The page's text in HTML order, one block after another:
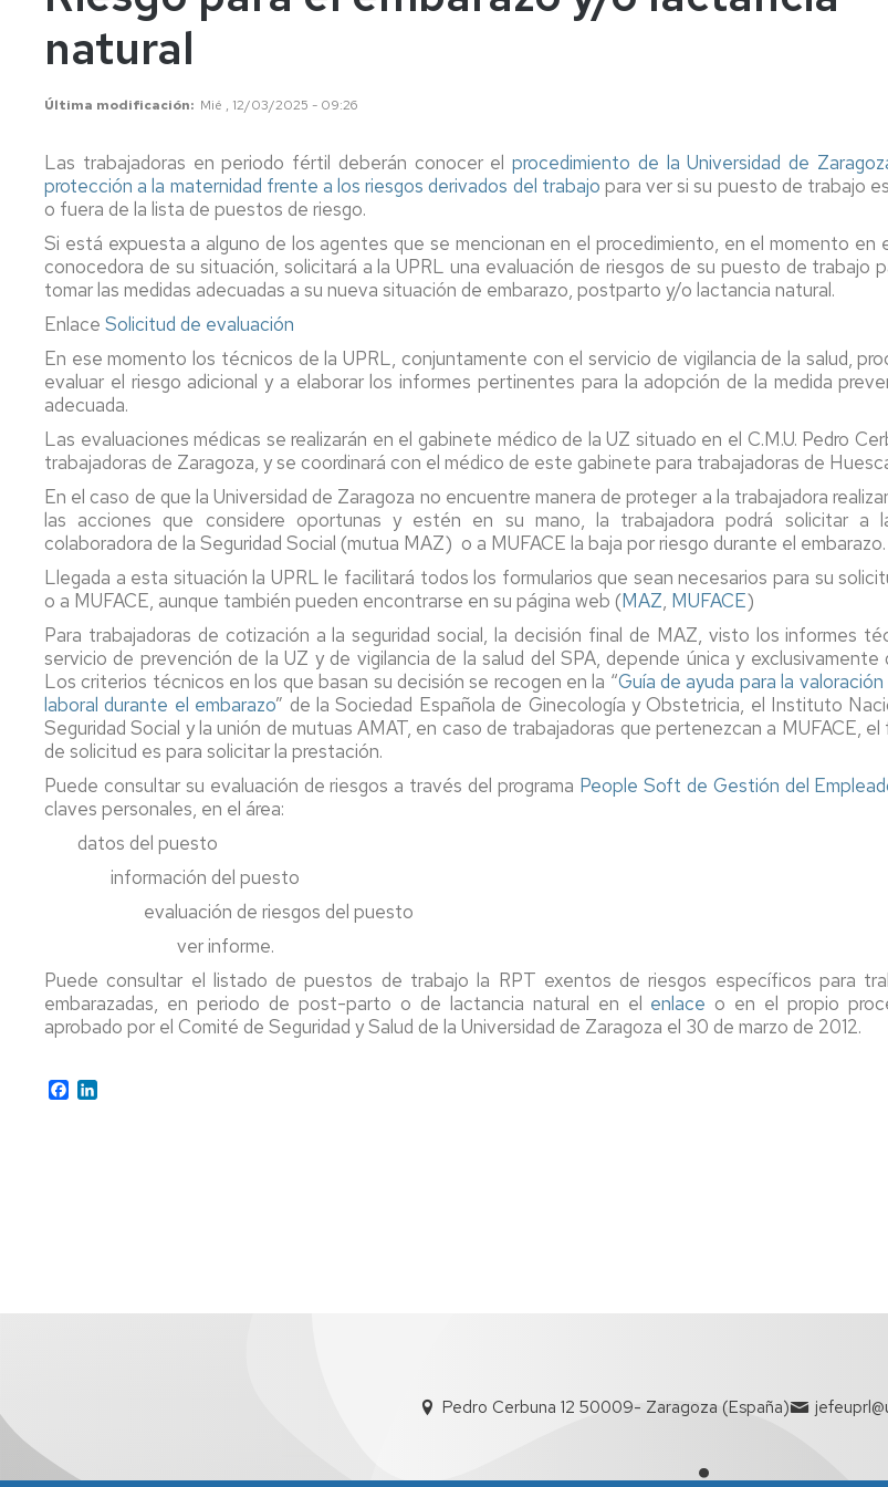
Psicosociología
FAQS
Contaminantes
químicos
biológicos
Botiquines
para
el
embarazo
natural
de
situación
de
parto
reciente
natural
/
periodo
preconcepción
Solicitud
de
cambio
puesto
temporal
por
riesgo
de
y/o
lactancia
Trabajadores
sensibles
Empresa
saludable,
promoción
de
la
salud
Campañas
de
salud
Normativa
FAQ's
natural
Última modificación Mié , 12/03/2025 - 09:26
Las trabajadoras en periodo fértil deberán conocer elprocedimiento de la Universidad de
protección a la maternidad frente a los riesgos derivados del trabajo para ver si su puesto de trabajo
o fuera de la lista de puestos de riesgo.
Si está expuesta a alguno de los agentes que se mencionan en el procedimiento, en el momento en
conocedora de su situación, solicitará a la UPRL una evaluación de riesgos de su puesto de trabajo
tomar las medidas adecuadas a su nueva situación de embarazo, postparto y/o lactancia natural.
Enlace Solicitud de evaluación
En ese momento los técnicos de la UPRL, conjuntamente con el servicio de vigilancia de la salud,
evaluar el riesgo adicional y a elaborar los informes pertinentes para la adopción de la medida
adecuada.
Las evaluaciones médicas se realizarán en el gabinete médico de la UZ situado en el C.M.U. Pedro
trabajadoras de Zaragoza, y se coordinará con el médico de este gabinete para trabajadoras de
En el caso de que la Universidad de Zaragoza no encuentre manera de proteger a la trabajadora
las acciones que considere oportunas y estén en su mano, la trabajadora podrá solicitar a
colaboradora de la Seguridad Social (mutua MAZ) o a MUFACE la baja por riesgo durante el embarazo.
Llegada a esta situación la UPRL le facilitará todos los formularios que sean necesarios para su
o a MUFACE, aunque también pueden encontrarse en su página web (MAZ, MUFACE)
Para trabajadoras de cotización a la seguridad social, la decisión final de MAZ, visto los informes
servicio de prevención de la UZ y de vigilancia de la salud del SPA, depende única y exclusivamente
Los criterios técnicos en los que basan su decisión se recogen en la “Guía de ayuda para la
laboral durante el embarazo” de la Sociedad Española de Ginecología y Obstetricia, el Instituto
Seguridad Social y la unión de mutuas AMAT, en caso de trabajadoras que pertenezcan a MUFACE, el
de solicitud es para solicitar la prestación.
Puede consultar su evaluación de riesgos a través del programa People Soft de Gestión del
claves personales, en el área:
datos del puesto
información del puesto
evaluación de riesgos del puesto
ver informe.
Puede consultar el listado de puestos de trabajo la RPT exentos de riesgos específicos para
embarazadas, en periodo de post-parto o de lactancia natural en el enlace o en el propio
aprobado por el Comité de Seguridad y Salud de la Universidad de Zaragoza el 30 de marzo de 2012.
Facebook
Pedro Cerbuna 12 50009- Zaragoza (España)